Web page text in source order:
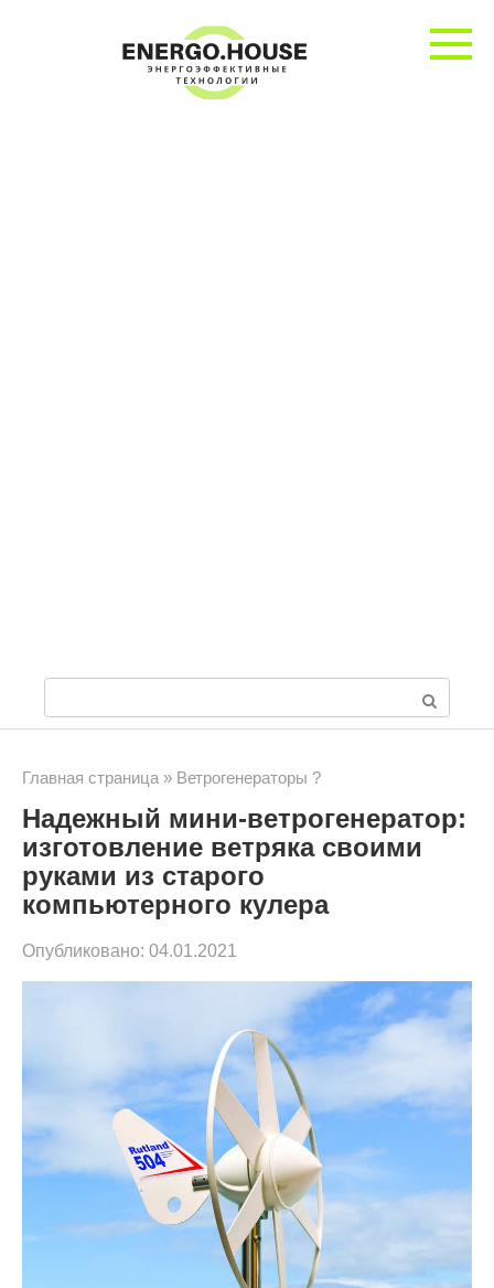
о
и
с
к
:
Главная страница » Ветрогенераторы ?
Надежный мини-ветрогенератор:
изготовление ветряка своими
руками из старого
компьютерного кулера
Опубликовано: 04.01.2021